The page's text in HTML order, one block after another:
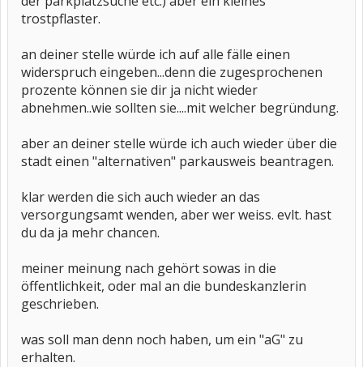
trostpflaster.
an deiner stelle würde ich auf alle fälle einen
widerspruch eingeben...denn die zugesprochenen
prozente können sie dir ja nicht wieder
abnehmen..wie sollten sie....mit welcher begründung.
aber an deiner stelle würde ich auch wieder über die
stadt einen "alternativen" parkausweis beantragen.
klar werden die sich auch wieder an das
versorgungsamt wenden, aber wer weiss. evlt. hast
du da ja mehr chancen.
meiner meinung nach gehört sowas in die
öffentlichkeit, oder mal an die bundeskanzlerin
geschrieben.
was soll man denn noch haben, um ein "aG" zu
erhalten.